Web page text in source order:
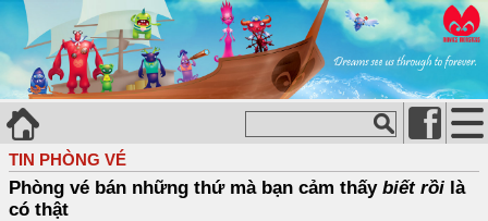
TIN PHÒNG VÉ
Phòng vé bán những thứ mà bạn cảm thấy biết rồi là
có thật